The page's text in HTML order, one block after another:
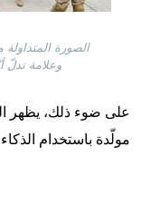
الصورة
وعلامة تدلّ
على ضوء ذلك، يظهر
مولّدة باستخدام